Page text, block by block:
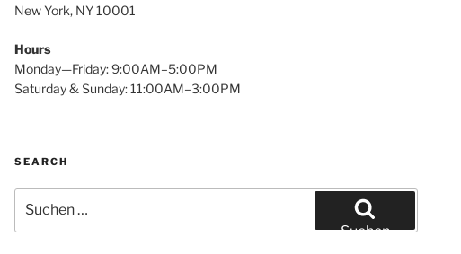
New York, NY 10001
Hours
Monday—Friday: 9:00AM–5:00PM
Saturday & Sunday: 11:00AM–3:00PM
SEARCH
nach:
Suchen